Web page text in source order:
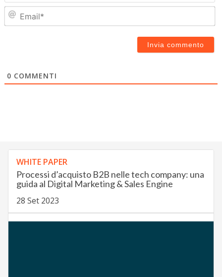
0 COMMENTI
WHITE PAPER
Processi d’acquisto B2B nelle tech company: una
guida al Digital Marketing & Sales Engine
28 Set 2023